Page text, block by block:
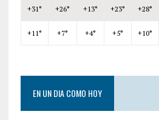
+31° +26° +13° +23° +28°
+11° +7° +4° +5° +10°
EN UN DIA COMO HOY